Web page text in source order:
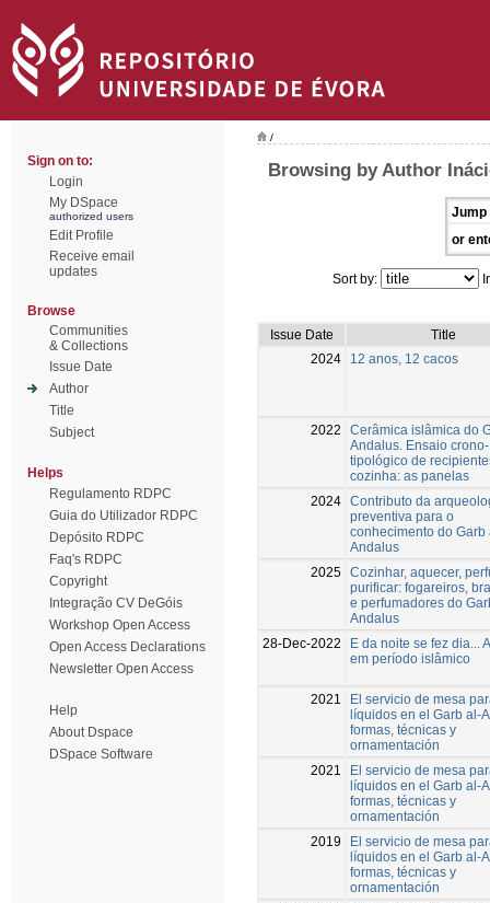
Sign on to:
Login
My DSpace
authorized users
Edit Profile
Receive email
updates
Browse
Communities
& Collections
Issue Date
Author
Title
Subject
Helps
Regulamento RDPC
Guia do Utilizador RDPC
Depósito RDPC
Faq's RDPC
Copyright
Integração CV DeGóis
Workshop Open Access
Open Access Declarations
Newsletter Open Access
Help
About Dspace
DSpace Software
/
Browsing by Author
Jump
or
Sort by:
Issue Date
Title
2024
12 anos, 12 cacos
2022
Cerâmica islâmica do
Andalus. Ensaio crono-
tipológico de
cozinha: as panelas
2024 Contributo da
preventiva para o
conhecimento do Garb
Andalus
2025 Cozinhar, aquecer,
purificar: fogareiros,
e perfumadores do
Andalus
28-Dec-2022
E da noite se fez dia...
em período islâmico
2021
El servicio de mesa
líquidos en el Garb al-
formas, técnicas y
ornamentación
2021
El servicio de mesa
líquidos en el Garb al-
formas, técnicas y
ornamentación
2019
El servicio de mesa
líquidos en el Garb al-
formas, técnicas y
ornamentación